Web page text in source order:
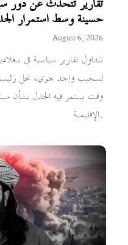
حسينة وسط استمرار
August 6, 2026
تتداول تقارير سياسية في
لسجيب واجد جوي، نجل رئيسة
وقت يستمر فيه الجدل بشأن
الإقليمية.